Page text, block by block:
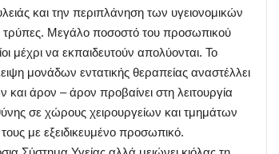
και την περιπλάνηση των υγειονομικών
Μεγάλο ποσοστό του προσωπικού
μέχρι να εκπαιδευτούν απολύονται. Το
μονάδων εντατικής θεραπείας αναστέλλει
και άρον – άρον προβαίνει στη λειτουργία
σε χώρους χειρουργείων και τμημάτων
με εξειδικευμένο προσωπικό.